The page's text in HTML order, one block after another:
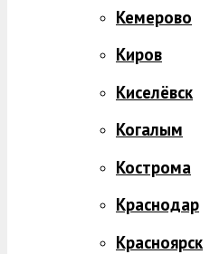
Кемерово
Киров
Киселёвск
Когалым
Кострома
Краснодар
Красноярск